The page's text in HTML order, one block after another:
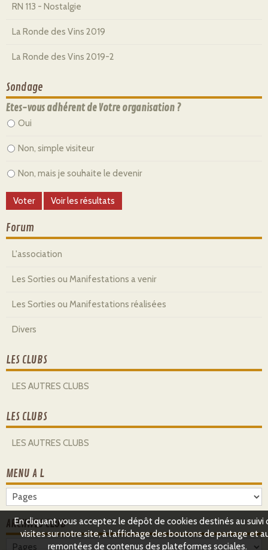
RN 113 - Nostalgie
La Ronde des Vins 2019
La Ronde des Vins 2019-2
Sondage
Etes-vous adhérent de Votre organisation ?
Oui
Non, simple visiteur
Non, mais je souhaite le devenir
Forum
L'association
Les Sorties ou Manifestations a venir
Les Sorties ou Manifestations réalisées
Divers
LES CLUBS
LES AUTRES CLUBS
LES CLUBS
LES AUTRES CLUBS
MENU A L
ARCHIVES CLUB
En cliquant vous acceptez le dépôt de cookies destinés au suivi
visites sur notre site, à l'affichage des boutons de partage et
remontées de contenus des plateformes sociales.